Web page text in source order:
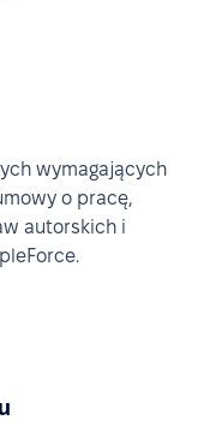
wymagających
o pracę,
autorskich i